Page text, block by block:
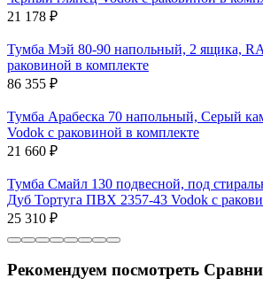
21 178 ₽
Тумба Мэй 80-90 напольный, 2 ящика,
раковиной в комплекте
86 355 ₽
Тумба Арабеска 70 напольный, Серый
Vodok с раковиной в комплекте
21 660 ₽
Тумба Смайл 130 подвесной, под
Дуб Тортуга ПВХ 2357-43 Vodok с
25 310 ₽
Рекомендуем посмотреть